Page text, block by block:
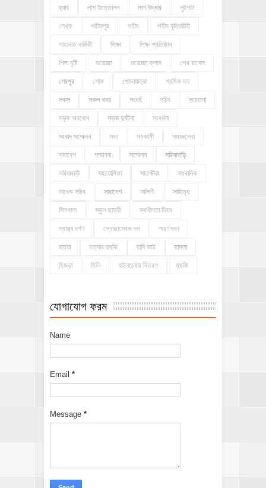
র‍্যাব লাশ উত্তোলন লাশ উদ্ধার লুটপাট
লেখক শরীফপুর শহীদ শহীদ বুদ্ধিজীবী
শাহাদাত বার্ষিকী শিক্ষা শিক্ষা প্রতিষ্ঠান
শিলা বৃষ্টি শুভেচ্ছা শুভেচ্ছা ক্লাস শেখ রাসেল
শেরপুর শোক শোভাযাত্রা শ্রমিক দল
সকল সকল খবর সংঘর্ষ সচিব সচেতনা
সড়ক অবরোধ সড়ক দুর্ঘটনা সংবর্ধনা
সংবাদ সম্মেলন সভা সমকামী সমাজসেবা
সমাবেশ সম্মাননা সম্মেলন সরিষাবাড়ি
সরিষাবাড়ী সহযোগিতা সাতক্ষীরা সাংবাদিক
সাবেক সচিব সারাদেশ সালিশী সাহিত্য
সিলগালা স্কুল ছাত্রী স্বাধীনতা দিবস
স্বাস্থ্য দর্পণ স্বেচ্ছাসেবক দল স্মরণসভা
হত্যা হত্যার হুমকি হাদি ভাই হামলা
হিজড়া হিলি হুইলচেয়ার বিতরণ হুমকি
যোগাযোগ ফরম
Name
Email *
Message *